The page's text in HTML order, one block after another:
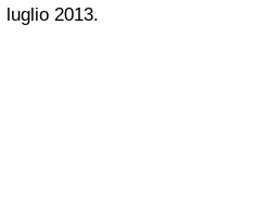
luglio 2013.